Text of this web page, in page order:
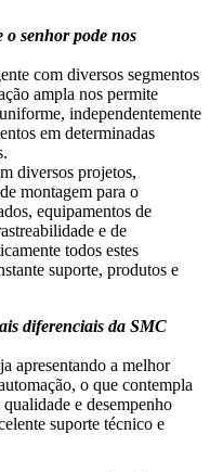
senhor pode nos
com diversos segmentos
ampla nos permite
independentemente
em determinadas
diversos projetos,
montagem para o
equipamentos de
e de
todos estes
suporte, produtos e
diferenciais da SMC
apresentando a melhor
o que contempla
e desempenho
suporte técnico e